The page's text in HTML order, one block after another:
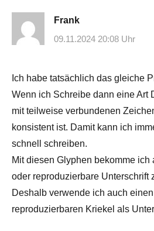
Frank
09.11.2024 20:08 Uhr
Ich habe tatsächlich das gleiche
Wenn ich Schreibe dann eine Art
mit teilweise verbundenen
konsistent ist. Damit kann ich
schnell schreiben.
Mit diesen Glyphen bekomme ich
oder reproduzierbare Unterschrift
Deshalb verwende ich auch
reproduzierbaren Kriekel als